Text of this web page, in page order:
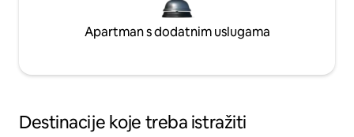
Apartman s dodatnim uslugama
Destinacije koje treba istražiti